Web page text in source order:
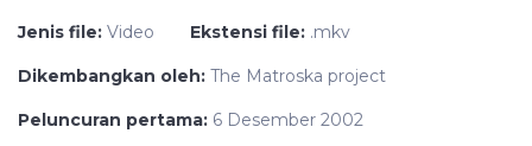
Jenis file: Video Ekstensi file: .mkv
Dikembangkan oleh: The Matroska project
Peluncuran pertama: 6 Desember 2002